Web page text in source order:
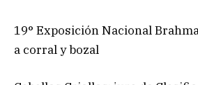
19° Exposición Nacional
a corral y bozal